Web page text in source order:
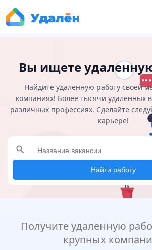
Вы ищете
Найдите удаленную работу своей
компаниях! Более тысячи удаленных
различных профессиях. Сделайте
карьере!
search
Найти работу
Получите удаленную
крупных